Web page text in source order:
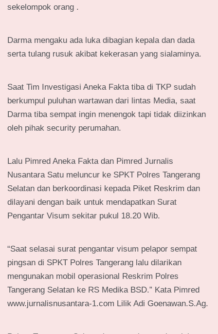
sekelompok orang .
Darma mengaku ada luka dibagian kepala dan dada
serta tulang rusuk akibat kekerasan yang sialaminya.
Saat Tim Investigasi Aneka Fakta tiba di TKP sudah
berkumpul puluhan wartawan dari lintas Media, saat
Darma tiba sempat ingin menengok tapi tidak diizinkan
oleh pihak security perumahan.
Lalu Pimred Aneka Fakta dan Pimred Jurnalis
Nusantara Satu meluncur ke SPKT Polres Tangerang
Selatan dan berkoordinasi kepada Piket Reskrim dan
dilayani dengan baik untuk mendapatkan Surat
Pengantar Visum sekitar pukul 18.20 Wib.
“Saat selasai surat pengantar visum pelapor sempat
pingsan di SPKT Polres Tangerang lalu dilarikan
mengunakan mobil operasional Reskrim Polres
Tangerang Selatan ke RS Medika BSD.” Kata Pimred
www.jurnalisnusantara-1.com Lilik Adi Goenawan.S.Ag.